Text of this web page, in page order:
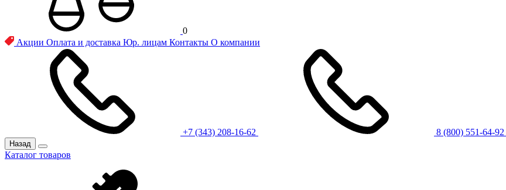
0
Акции Оплата и доставка Юр. лицам Контакты О компании
+7 (343) 208-16-62 8 (800) 551-64-92
Назад
Каталог товаров